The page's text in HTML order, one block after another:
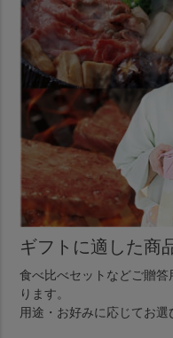
ギフトに適した商
食べ比べセットなどご贈
ります。
用途・お好みに応じてお選